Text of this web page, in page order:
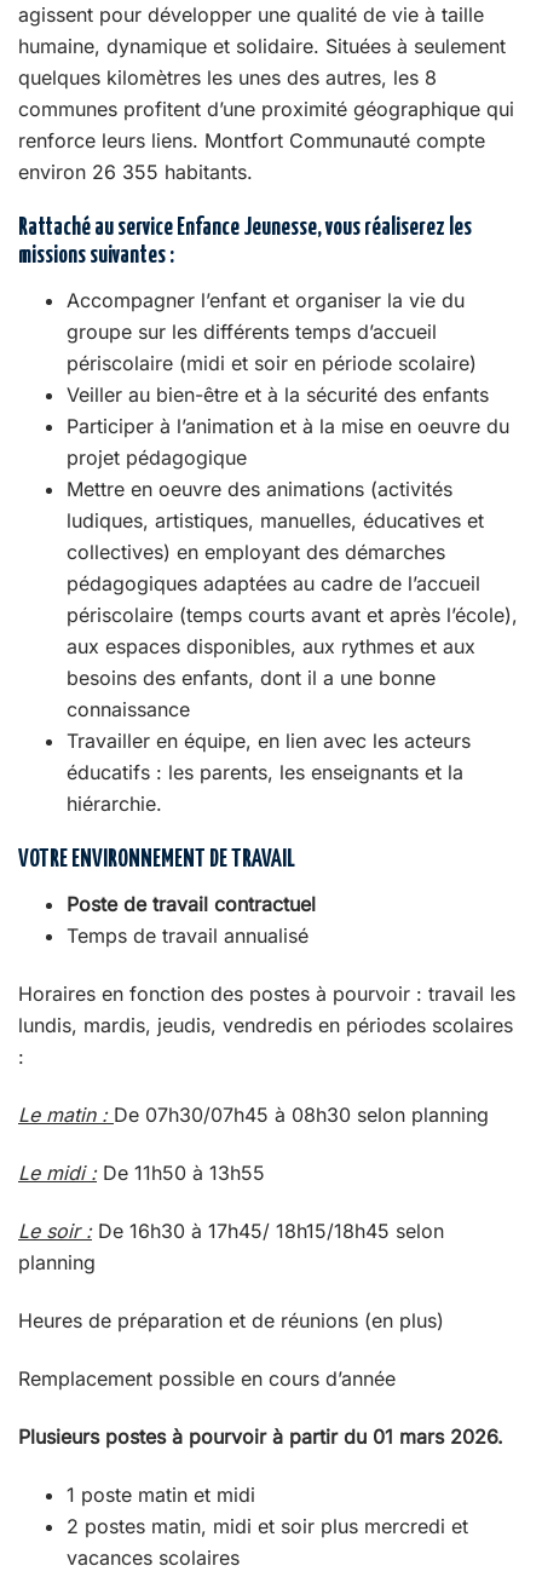
agissent pour développer une qualité de vie à taille
humaine, dynamique et solidaire. Situées à seulement
quelques kilomètres les unes des autres, les 8
communes profitent d’une proximité géographique qui
renforce leurs liens. Montfort Communauté compte
environ 26 355 habitants.
Rattaché au service Enfance Jeunesse, vous réaliserez les
missions suivantes :
Accompagner l’enfant et organiser la vie du
groupe sur les différents temps d’accueil
périscolaire (midi et soir en période scolaire)
Veiller au bien-être et à la sécurité des enfants
Participer à l’animation et à la mise en oeuvre du
projet pédagogique
Mettre en oeuvre des animations (activités
ludiques, artistiques, manuelles, éducatives et
collectives) en employant des démarches
pédagogiques adaptées au cadre de l’accueil
périscolaire (temps courts avant et après l’école),
aux espaces disponibles, aux rythmes et aux
besoins des enfants, dont il a une bonne
connaissance
Travailler en équipe, en lien avec les acteurs
éducatifs : les parents, les enseignants et la
hiérarchie.
VOTRE ENVIRONNEMENT DE TRAVAIL
Poste de travail contractuel
Temps de travail annualisé
Horaires en fonction des postes à pourvoir : travail les
lundis, mardis, jeudis, vendredis en périodes scolaires
:
Le matin : De 07h30/07h45 à 08h30 selon planning
Le midi :De 11h50 à 13h55
Le soir :De 16h30 à 17h45/ 18h15/18h45 selon
planning
Heures de préparation et de réunions (en plus)
Remplacement possible en cours d’année
Plusieurs postes à pourvoir à partir du 01 mars 2026.
1 poste matin et midi
2 postes matin, midi et soir plus mercredi et
vacances scolaires